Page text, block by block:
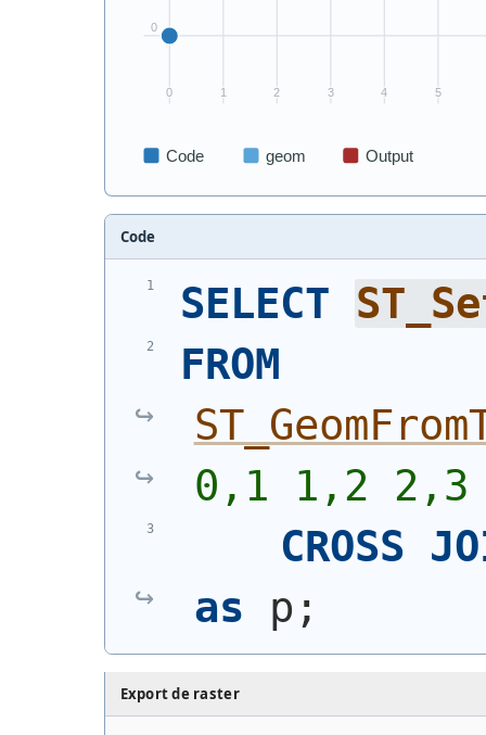
Code
SELECT
FROM
0,1 1,2
CROSS
as p;
Export de raster